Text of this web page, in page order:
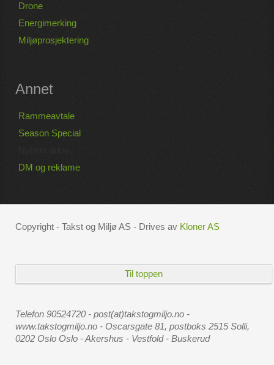
Drone
Energimerking
Miljøprosjektering
Annet
Rammeavtale
Season Special
DM og reklame
Copyright - Takst og Miljø AS - Drives av Kloner AS
Til toppen
Telefon 90524720 - post(at)takstogmiljo.no -
www.takstogmiljo.no - Oscarsgate 81, postboks 2515 Solli,
0202 Oslo Oslo - Akershus - Vestfold - Buskerud